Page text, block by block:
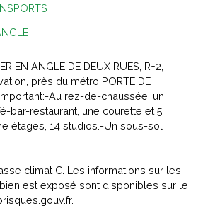
EN ANGLE DE DEUX RUES, R+2,
près du métro PORTE DE
Au rez-de-chaussée, un
bar-restaurant, une courette et 5
étages, 14 studios.-Un sous-sol
climat C. Les informations sur les
est exposé sont disponibles sur le